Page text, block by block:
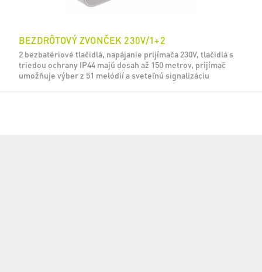
BEZDRÔTOVÝ ZVONČEK 230V/1+2
2 bezbatériové tlačidlá, napájanie prijímača 230V, tlačidlá s
triedou ochrany IP44 majú dosah až 150 metrov, prijímač
umožňuje výber z 51 melódií a sveteľnú signalizáciu